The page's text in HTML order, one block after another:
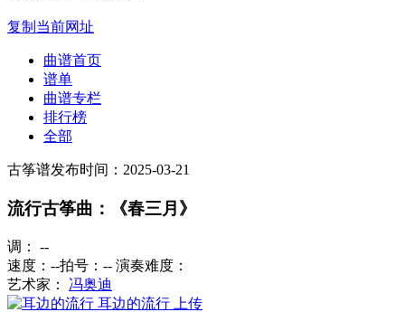
复制当前网址
曲谱首页
谱单
曲谱专栏
排行榜
全部
古筝谱发布时间：2025-03-21
流行古筝曲：《春三月》
调： --
速度：--拍号：-- 演奏难度：
艺术家： 冯奥迪
耳边的流行
上传